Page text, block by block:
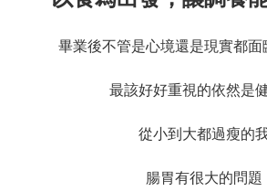
畢業後不管是心境還是現實都
最該好好重視的依然是
從小到大都過瘦的
腸胃有很大的問題